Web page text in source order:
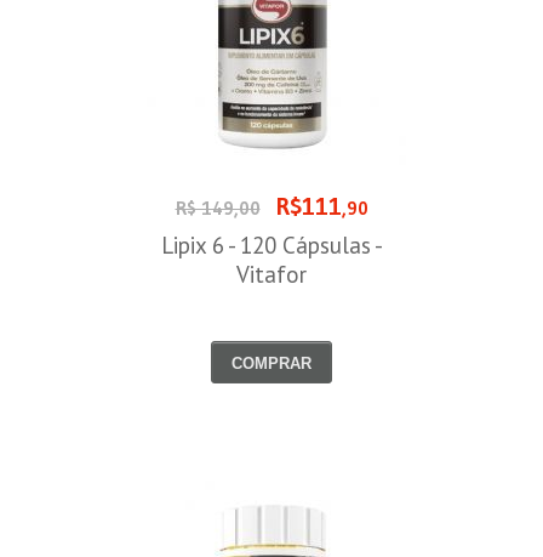
R$ 149,00 R$111,90
Lipix 6 - 120 Cápsulas -
Vitafor
COMPRAR